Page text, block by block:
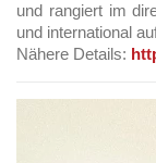
und rangiert im
und international
Nähere Details: